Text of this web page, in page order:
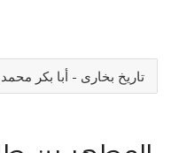
تاريخ بخارى - أبا بكر